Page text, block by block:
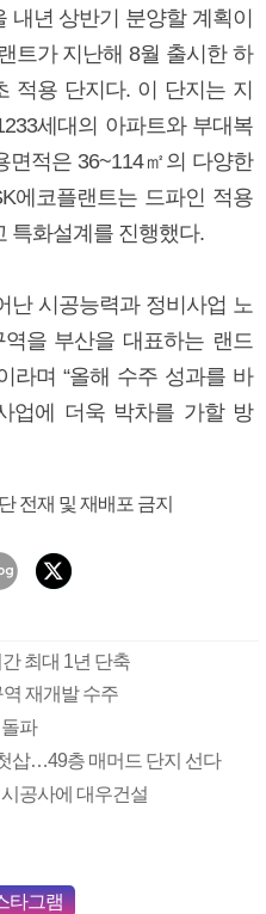
내년 상반기 분양할 계획이
트가 지난해 8월 출시한 하
적용 단지다. 이 단지는 지
세대의 아파트와 부대복
면적은 36~114㎡의 다양한
에코플랜트는 드파인 적용
특화설계를 진행했다.
난 시공능력과 정비사업 노
을 부산을 대표하는 랜드
라며 “올해 수주 성과를 바
업에 더욱 박차를 가할 방
전재 및 재배포 금지
최대 1년 단축
재개발 수주
파
삽…49층 매머드 단지 선다
공사에 대우건설
타그램